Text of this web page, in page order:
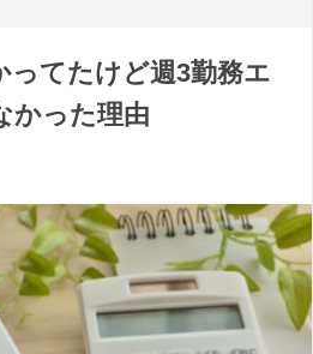
ってたけど週3勤務エ
かった理由